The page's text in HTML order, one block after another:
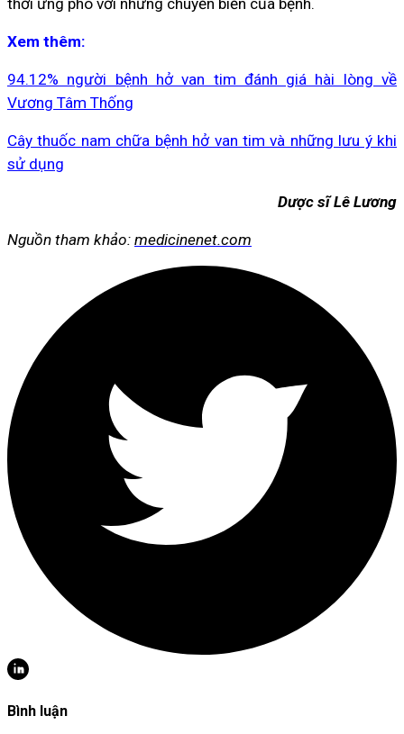
thời ứng phó với những chuyển biến của bệnh.
Xem thêm:
94.12% người bệnh hở van tim đánh giá hài lòng về
Vương Tâm Thống
Cây thuốc nam chữa bệnh hở van tim và những lưu ý khi
sử dụng
Dược sĩ Lê Lương
Nguồn tham khảo: medicinenet.com
Bình luận